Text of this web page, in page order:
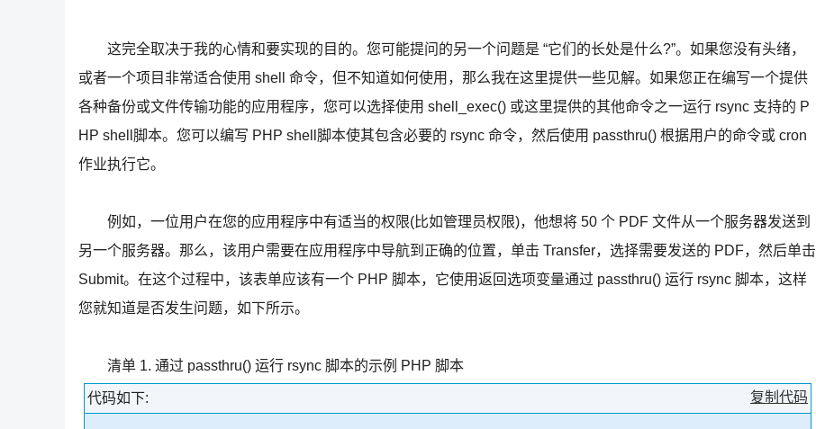
这完全取决于我的心情和要实现的目的。您可能提问的另一个问题是 “它们的长处是什么?”。如果您没有头绪，
或者一个项目非常适合使用 shell 命令，但不知道如何使用，那么我在这里提供一些见解。如果您正在编写一个提供
各种备份或文件传输功能的应用程序，您可以选择使用 shell_exec() 或这里提供的其他命令之一运行 rsync 支持的 P
HP shell脚本。您可以编写 PHP shell脚本使其包含必要的 rsync 命令，然后使用 passthru() 根据用户的命令或 cron
作业执行它。
例如，一位用户在您的应用程序中有适当的权限(比如管理员权限)，他想将 50 个 PDF 文件从一个服务器发送到
另一个服务器。那么，该用户需要在应用程序中导航到正确的位置，单击 Transfer，选择需要发送的 PDF，然后单击
Submit。在这个过程中，该表单应该有一个 PHP 脚本，它使用返回选项变量通过 passthru() 运行 rsync 脚本，这样
您就知道是否发生问题，如下所示。
清单 1. 通过 passthru() 运行 rsync 脚本的示例 PHP 脚本
复制代码
代码如下: